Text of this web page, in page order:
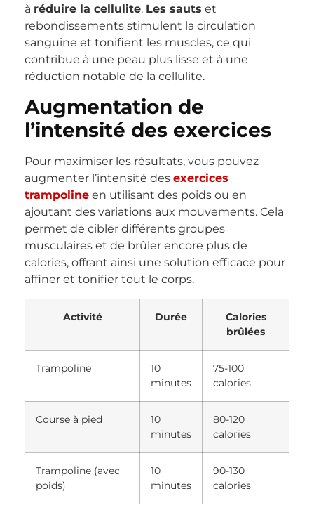
à réduire la cellulite. Les sauts et
rebondissements stimulent la circulation
sanguine et tonifient les muscles, ce qui
contribue à une peau plus lisse et à une
réduction notable de la cellulite.
Augmentation de
l’intensité des exercices
Pour maximiser les résultats, vous pouvez
augmenter l’intensité des exercices
trampoline en utilisant des poids ou en
ajoutant des variations aux mouvements. Cela
permet de cibler différents groupes
musculaires et de brûler encore plus de
calories, offrant ainsi une solution efficace pour
affiner et tonifier tout le corps.
Activité Durée
Calories
brûlées
Trampoline
10
minutes
75-100
calories
Course à pied
10
minutes
80-120
calories
Trampoline (avec
poids)
10
minutes
90-130
calories